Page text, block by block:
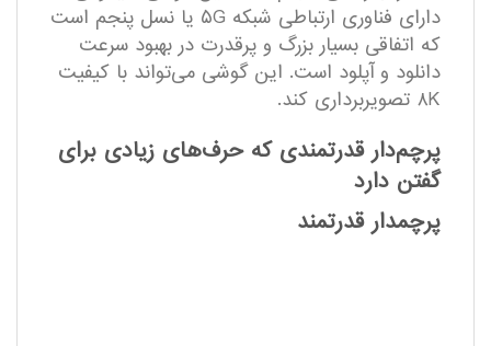
دارای فناوری ارتباطی شبکه ۵G یا نسل پنجم است
که اتفاقی بسیار بزرگ و پرقدرت در بهبود سرعت
دانلود و آپلود است. این گوشی می‌تواند با کیفیت
۸K تصویربرداری کند.
پرچم‌دار قدرتمندی که حرف‌های زیادی برای
گفتن دارد
پرچمدار قدرتمند